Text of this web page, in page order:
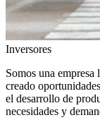
Inversores
Somos una
creado
el desarrollo de
necesidades y